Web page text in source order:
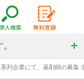
系列企業にて、薬剤師の募